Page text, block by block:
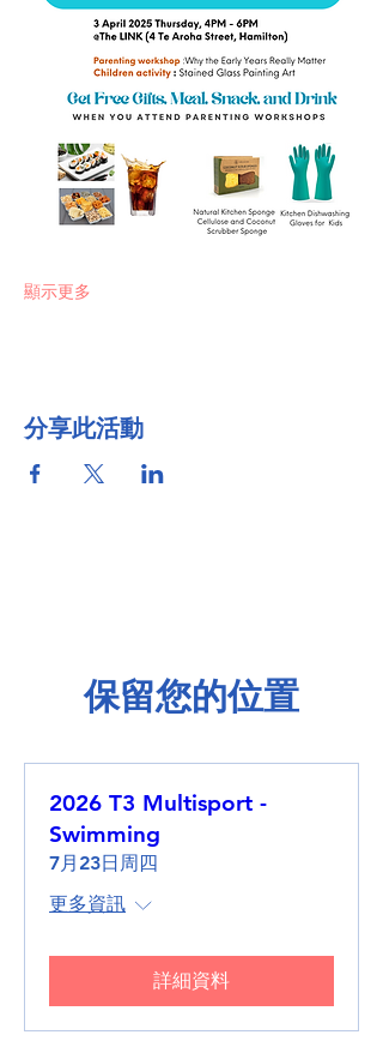
顯示更多
分享此活動
保留您的位置
2026 T3 Multisport -
Swimming
7月23日周四
更多資訊
詳細資料